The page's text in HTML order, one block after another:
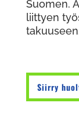
Suomen.
liittyen
Siirry